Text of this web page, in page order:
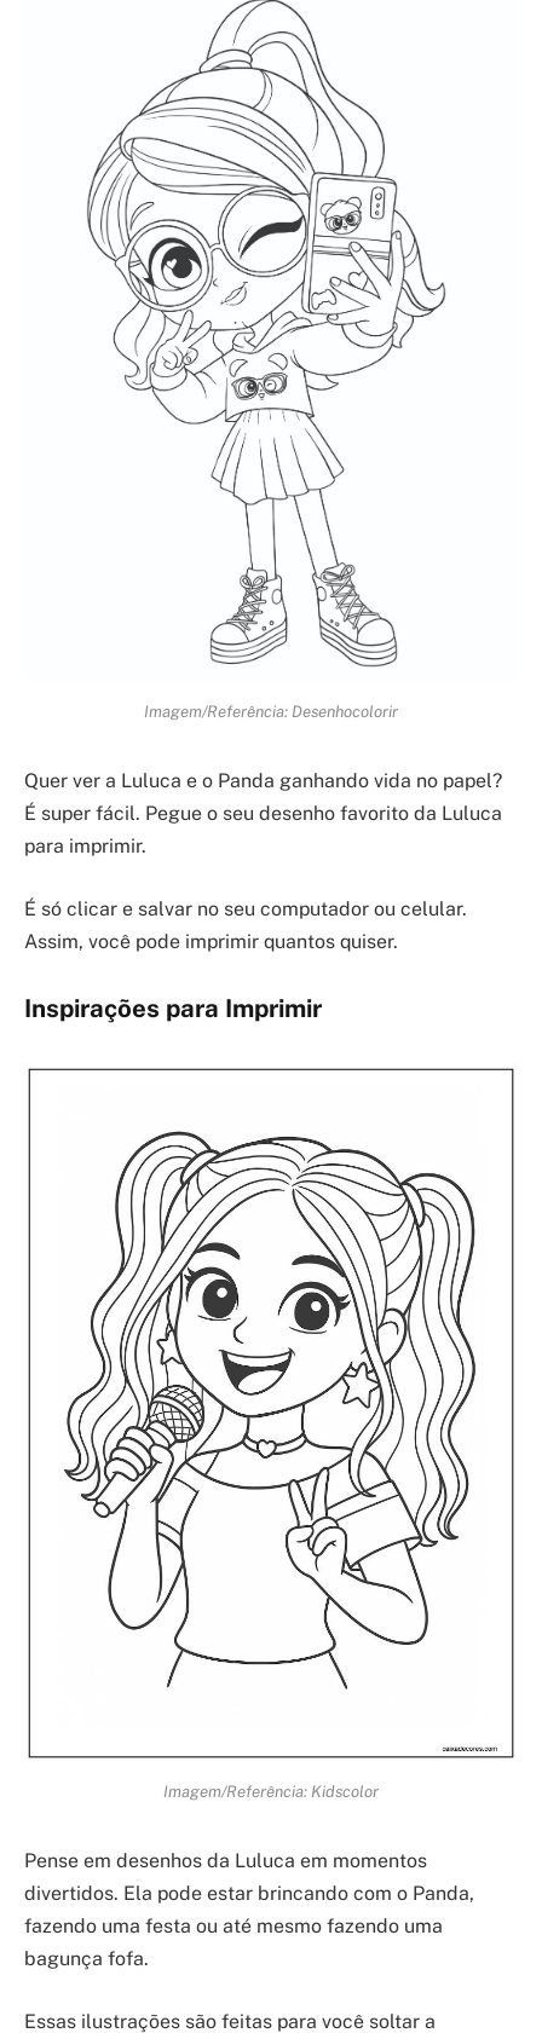
Imagem/Referência: Desenhocolorir
Quer ver a Luluca e o Panda ganhando vida no papel?
É super fácil. Pegue o seu desenho favorito da Luluca
para imprimir.
É só clicar e salvar no seu computador ou celular.
Assim, você pode imprimir quantos quiser.
Inspirações para Imprimir
Imagem/Referência: Kidscolor
Pense em desenhos da Luluca em momentos
divertidos. Ela pode estar brincando com o Panda,
fazendo uma festa ou até mesmo fazendo uma
bagunça fofa.
Essas ilustrações são feitas para você soltar a